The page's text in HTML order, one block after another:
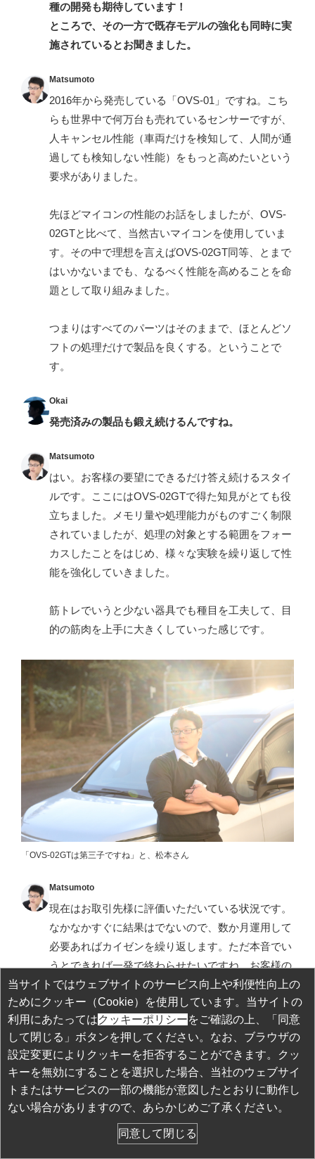
種の開発も期待しています！
ところで、その一方で既存モデルの強化も同時に実
施されているとお聞きました。
Matsumoto
2016年から発売している「OVS-01」ですね。こち
らも世界中で何万台も売れているセンサーですが、
人キャンセル性能（車両だけを検知して、人間が通
過しても検知しない性能）をもっと高めたいという
要求がありました。
先ほどマイコンの性能のお話をしましたが、OVS-
02GTと比べて、当然古いマイコンを使用していま
す。その中で理想を言えばOVS-02GT同等、とまで
はいかないまでも、なるべく性能を高めることを命
題として取り組みました。
つまりはすべてのパーツはそのままで、ほとんどソ
フトの処理だけで製品を良くする。ということで
す。
Okai
発売済みの製品も鍛え続けるんですね。
Matsumoto
はい。お客様の要望にできるだけ答え続けるスタイ
ルです。ここにはOVS-02GTで得た知見がとても役
立ちました。メモリ量や処理能力がものすごく制限
されていましたが、処理の対象とする範囲をフォー
カスしたことをはじめ、様々な実験を繰り返して性
能を強化していきました。
筋トレでいうと少ない器具でも種目を工夫して、目
的の筋肉を上手に大きくしていった感じです。
「OVS-02GTは第三子ですね」と、松本さん
Matsumoto
現在はお取引先様に評価いただいている状況です。
なかなかすぐに結果はでないので、数か月運用して
必要あればカイゼンを繰り返します。ただ本音でい
うとできれば一発で終わらせたいですね。お客様の
ためにも、担当営業のためにも。
他にもオプテックスのセンサーは、車両検知センサ
ーに限らず現場の特異な状況に合わせて設定する必
要が出る場合があります。難しい案件では、営業の
方たちに現場でデータを取って来ていただいて、そ
れを解析して設定へのアドバイスを行うこともあり
ます。このように営業も開発も連携して、満足いた
だける現場を増やすために日々努力を重ねていま
当サイトではウェブサイトのサービス向上や利便性向上の
ためにクッキー（Cookie）を使用しています。当サイトの
利用にあたってはクッキーポリシーをご確認の上、「同意
して閉じる」ボタンを押してください。なお、ブラウザの
設定変更によりクッキーを拒否することができます。クッ
キーを無効にすることを選択した場合、当社のウェブサイ
トまたはサービスの一部の機能が意図したとおりに動作し
ない場合がありますので、あらかじめご了承ください。
同意して閉じる